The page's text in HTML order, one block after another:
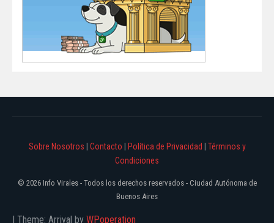
Sobre Nosotros Contacto Política de Privacidad
Términos y
Condiciones
© 2026 Info Virales - Todos los derechos reservados - Ciudad Autónoma de
Buenos Aires
| Theme: Arrival by WPoperation